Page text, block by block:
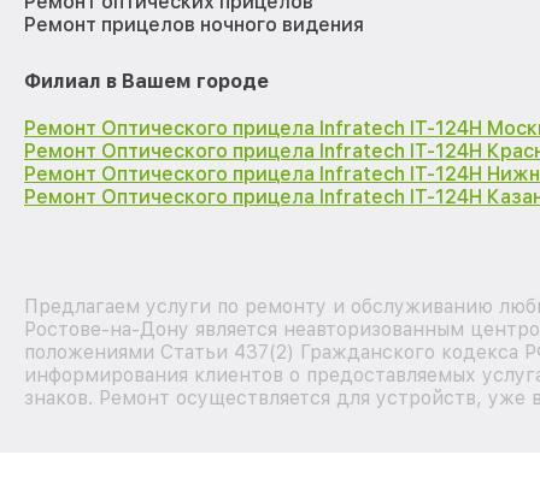
Ремонт прицелов ночного видения
Филиал в Вашем городе
Ремонт Оптического прицела Infratech IT-124Н
Ремонт Оптического прицела Infratech IT-124Н
Ремонт Оптического прицела Infratech IT-124Н
Ремонт Оптического прицела Infratech IT-124Н
Предлагаем услуги по ремонту и обслуживанию
Ростове-на-Дону является неавторизованным
положениями Статьи 437(2) Гражданского кодекса
информирования клиентов о предоставляемых
знаков. Ремонт осуществляется для устройств,